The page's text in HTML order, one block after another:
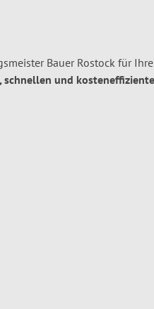
Bauer Rostock für
schnellen und